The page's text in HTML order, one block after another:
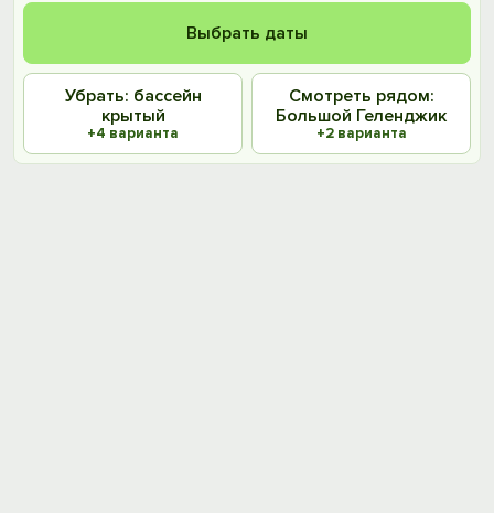
Выбрать даты
Убрать: бассейн
крытый
+4 варианта
Смотреть рядом:
Большой Геленджик
+2 варианта